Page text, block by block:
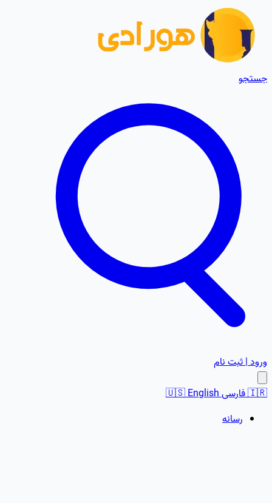
جستجو
ورود | ثبت نام
🇮🇷فارسی 🇺🇸English
رسانه